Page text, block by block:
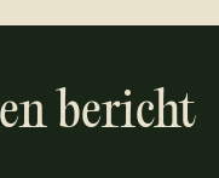
bericht